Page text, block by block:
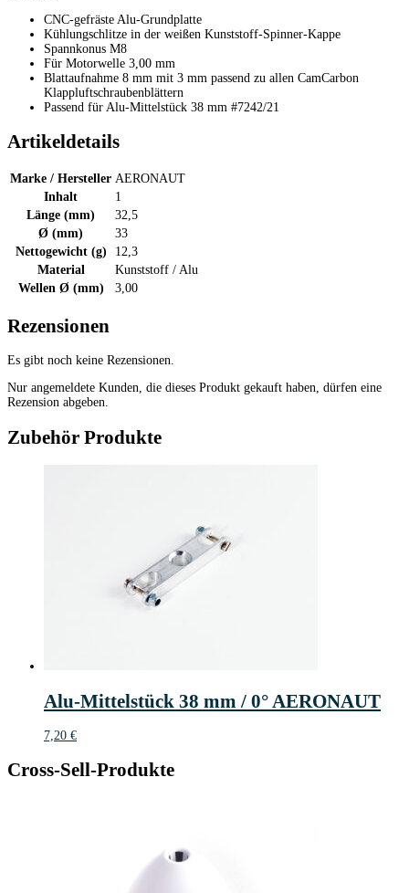
CNC-gefräste Alu-Grundplatte
Kühlungschlitze in der weißen Kunststoff-Spinner-Kappe
Spannkonus M8
Für Motorwelle 3,00 mm
Blattaufnahme 8 mm mit 3 mm passend zu allen CamCarbon
Klappluftschraubenblättern
Passend für Alu-Mittelstück 38 mm #7242/21
Artikeldetails
Marke / Hersteller AERONAUT
Inhalt
1
Länge (mm)
32,5
Ø (mm)
33
Nettogewicht (g)
12,3
Material
Kunststoff / Alu
Wellen Ø (mm)
3,00
Rezensionen
Es gibt noch keine Rezensionen.
Nur angemeldete Kunden, die dieses Produkt gekauft haben, dürfen eine
Rezension abgeben.
Zubehör Produkte
Alu-Mittelstück 38 mm / 0° AERONAUT
7,20 €
Cross-Sell-Produkte